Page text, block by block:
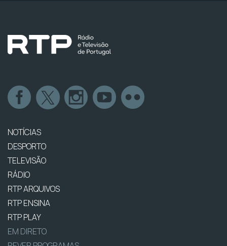
NOTÍCIAS
DESPORTO
TELEVISÃO
RÁDIO
RTP ARQUIVOS
RTP ENSINA
RTP PLAY
EM DIRETO